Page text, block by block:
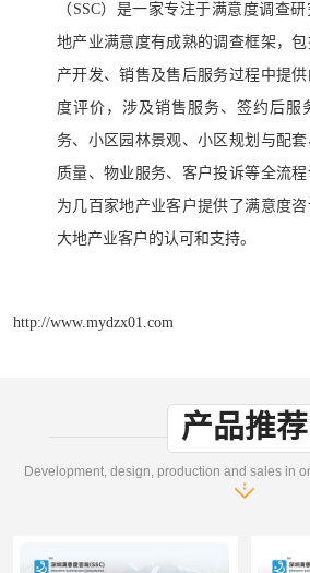
（SSC）是一家专注于满意度调查研
地产业满意度有成熟的调查框架，
产开发、销售及售后服务过程中提
度评价，涉及销售服务、签约后服
务、小区园林景观、小区规划与配
质量、物业服务、客户投诉等全流
为 几百家地产业客户提供了满意度咨
大地产业客户的认可和支持。
http://www.mydzx01.com
产品推荐